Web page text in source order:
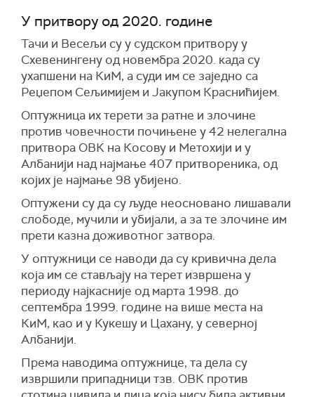
У притвору од 2020. године
Тачи и Весељи су у судском притвору у
Схевенингену од новембра 2020. када су
ухапшени на КиМ, а суди им се заједно са
Реџепом Сељимијем и Јакупом Краснићијем.
Оптужница их терети за ратне и злочине
против човечности почињене у 42 нелегална
притвора ОВК на Косову и Метохији и у
Албанији над најмање 407 притвореника, од
којих је најмање 98 убијено.
Оптужени су да су људе неосновано лишавали
слободе, мучили и убијали, а за те злочине им
прети казна доживотног затвора.
У оптужници се наводи да су кривична дела
која им се стављају на терет извршена у
периоду најкасније од марта 1998. до
септембра 1999. године на више места на
КиМ, као и у Кукешу и Цахану, у северној
Албанији.
Према наводима оптужнице, та дела су
извршили припадници тзв. ОВК против